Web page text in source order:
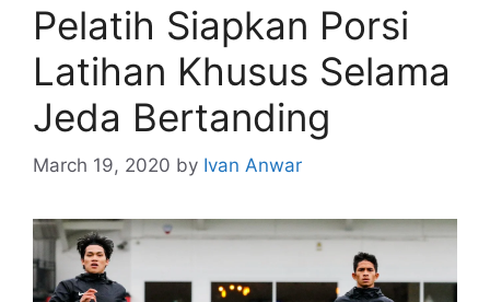
Pelatih Siapkan Porsi
Latihan Khusus Selama
Jeda Bertanding
March 19, 2020 by Ivan Anwar